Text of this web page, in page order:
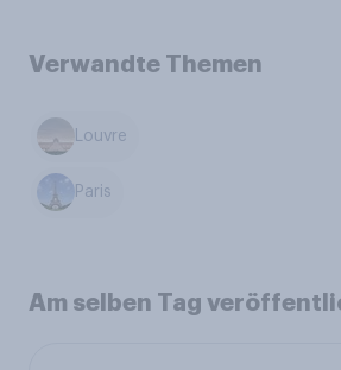
Verwandte Themen
Louvre
Paris
Am selben Tag